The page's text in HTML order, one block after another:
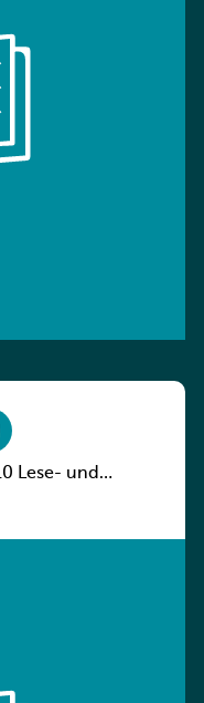
Lese- und